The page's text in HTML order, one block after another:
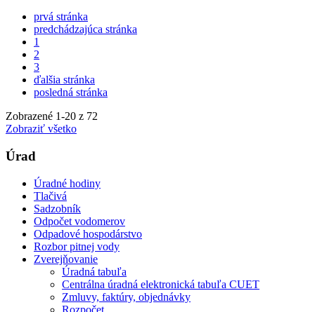
prvá stránka
predchádzajúca stránka
1
2
3
ďalšia stránka
posledná stránka
Zobrazené 1-20 z 72
Zobraziť všetko
Úrad
Úradné hodiny
Tlačivá
Sadzobník
Odpočet vodomerov
Odpadové hospodárstvo
Rozbor pitnej vody
Zverejňovanie
Úradná tabuľa
Centrálna úradná elektronická tabuľa CUET
Zmluvy, faktúry, objednávky
Rozpočet